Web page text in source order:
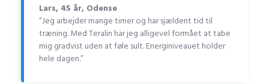
Lars, 45 år, Odense
“Jeg arbejder mange timer og har sjældent tid til
træning. Med Teralin har jeg alligevel formået at tabe
mig gradvist uden at føle sult. Energiniveauet holder
hele dagen.”